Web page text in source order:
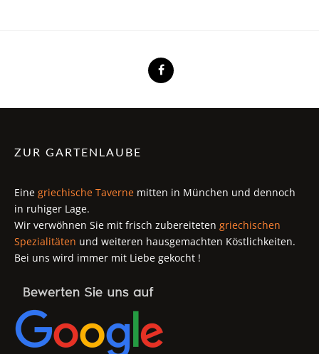
ZUR GARTENLAUBE
Eine griechische Taverne mitten in München und dennoch
in ruhiger Lage.
Wir verwöhnen Sie mit frisch zubereiteten griechischen
Spezialitäten und weiteren hausgemachten Köstlichkeiten.
Bei uns wird immer mit Liebe gekocht !